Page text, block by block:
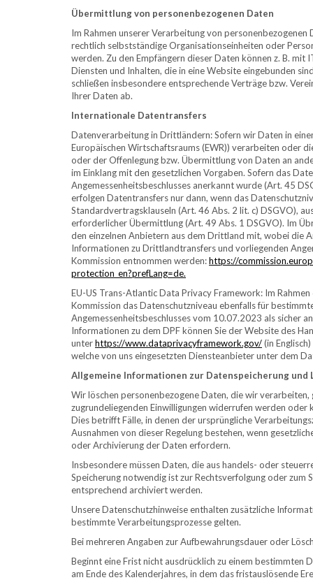
Übermittlung von personenbezogenen Daten
Im Rahmen unserer Verarbeitung von
rechtlich selbstständige Organisationseinheiten oder
werden. Zu den Empfängern dieser Daten können z. B.
Diensten und Inhalten, die in eine Website eingebunden
schließen insbesondere entsprechende Verträge bzw.
Ihrer Daten ab.
Internationale Datentransfers
Datenverarbeitung in Drittländern: Sofern wir Daten in
Europäischen Wirtschaftsraums (EWR)) verarbeiten oder
oder der Offenlegung bzw. Übermittlung von Daten an
im Einklang mit den gesetzlichen Vorgaben. Sofern das
Angemessenheitsbeschlusses anerkannt wurde (Art. 45
erfolgen Datentransfers nur dann, wenn das
Standardvertragsklauseln (Art. 46 Abs. 2 lit. c) DSGVO),
erforderlicher Übermittlung (Art. 49 Abs. 1 DSGVO). Im
den einzelnen Anbietern aus dem Drittland mit, wobei die
Informationen zu Drittlandtransfers und vorliegenden
Kommission entnommen werden:https://
protection_en?prefLang=de.
EU-US Trans-Atlantic Data Privacy Framework: Im
Kommission das Datenschutzniveau ebenfalls für
Angemessenheitsbeschlusses vom 10.07.2023 als sicher
Informationen zu dem DPF können Sie der Website des
unterhttps://www.dataprivacyframework.gov/(in
welche von uns eingesetzten Diensteanbieter unter dem
Allgemeine Informationen zur Datenspeicherung und
Wir löschen personenbezogene Daten, die wir
zugrundeliegenden Einwilligungen widerrufen werden
Dies betrifft Fälle, in denen der ursprüngliche
Ausnahmen von dieser Regelung bestehen, wenn
oder Archivierung der Daten erfordern.
Insbesondere müssen Daten, die aus handels- oder
Speicherung notwendig ist zur Rechtsverfolgung oder zum
entsprechend archiviert werden.
Unsere Datenschutzhinweise enthalten zusätzliche
bestimmte Verarbeitungsprozesse gelten.
Bei mehreren Angaben zur Aufbewahrungsdauer oder
Beginnt eine Frist nicht ausdrücklich zu einem bestimmten
am Ende des Kalenderjahres, in dem das fristauslösende